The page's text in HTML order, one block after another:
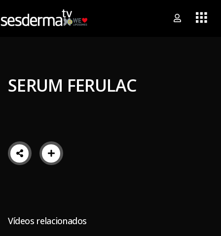
SERUM FERULAC
Vídeos relacionados